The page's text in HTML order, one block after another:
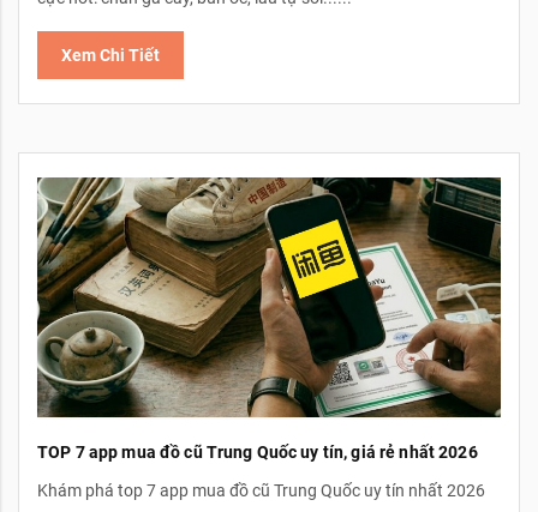
Xem Chi Tiết
TOP 7 app mua đồ cũ Trung Quốc uy tín, giá rẻ nhất 2026
Khám phá top 7 app mua đồ cũ Trung Quốc uy tín nhất 2026